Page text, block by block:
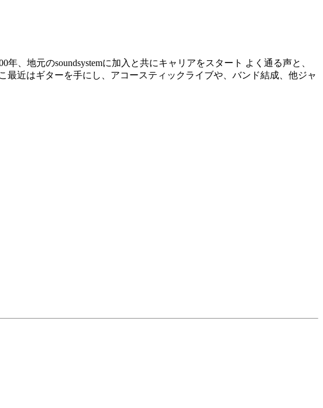
、地元のsoundsystemに加入と共にキャリアをスタート よく通る声と、
近はギターを手にし、アコースティックライブや、バンド結成、他ジャ